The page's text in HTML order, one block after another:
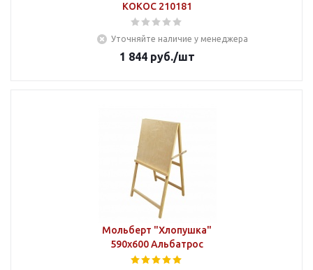
КОКОС 210181
Уточняйте наличие у менеджера
1 844руб./шт
Мольберт "Хлопушка"
590х600 Альбатрос